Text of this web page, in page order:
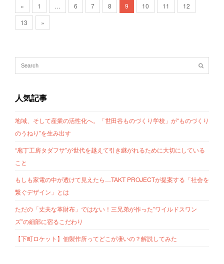
« 1 6 7 8 9 10 11
12
13
»
人気記事
地域、そして産業の活性化へ。「世田谷ものづくり学校」が“ものづくり
のうねり”を生み出す
“庖丁工房タダフサ”が世代を越えて引き継がれるために大切にしている
こと
もしも家電の中が透けて見えたら…TAKT PROJECTが提案する「社会を
繋ぐデザイン」とは
ただの「丈夫な革財布」ではない！三兄弟が作った”ワイルドスワン
ズ”の細部に宿るこだわり
【下町ロケット】佃製作所ってどこが凄いの？解説してみた